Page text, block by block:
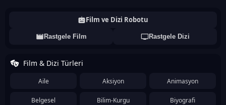
Film ve Dizi Robotu
Rastgele Film Rastgele Dizi
Film & Dizi Türleri
Aile Aksiyon Animasyon
Belgesel Bilim-Kurgu Biyografi